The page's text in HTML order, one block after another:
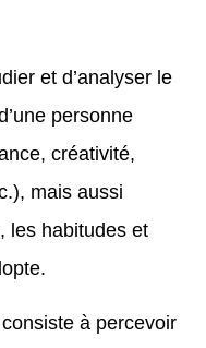
et d’analyser le
personne
créativité,
mais aussi
les habitudes et
à percevoir